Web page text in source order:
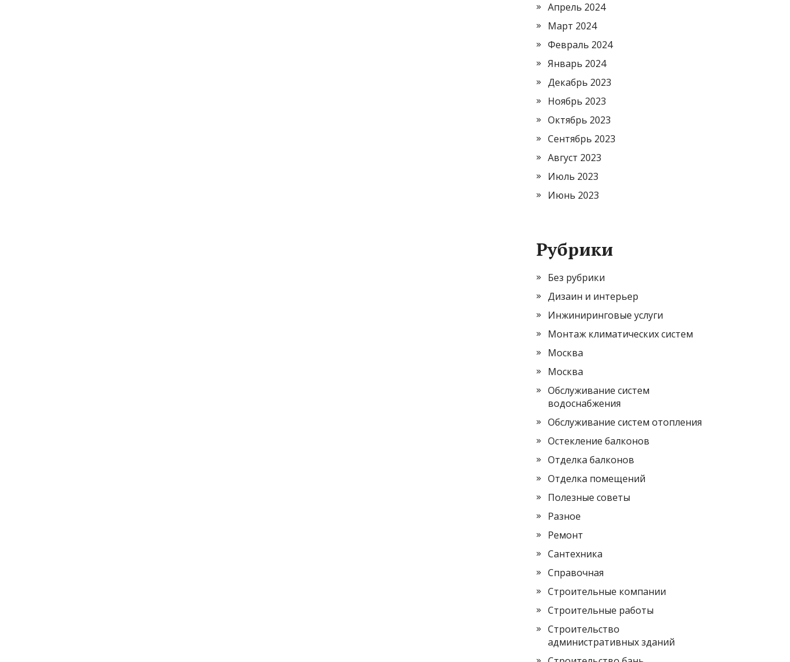
Апрель 2024
Март 2024
Февраль 2024
Январь 2024
Декабрь 2023
Ноябрь 2023
Октябрь 2023
Сентябрь 2023
Август 2023
Июль 2023
Июнь 2023
Рубрики
Без рубрики
Дизаин и интерьер
Инжиниринговые услуги
Монтаж климатических систем
Москва
Москва
Обслуживание систем
водоснабжения
Обслуживание систем отопления
Остекление балконов
Отделка балконов
Отделка помещений
Полезные советы
Разное
Ремонт
Сантехника
Справочная
Строительные компании
Строительные работы
Строительство
административных зданий